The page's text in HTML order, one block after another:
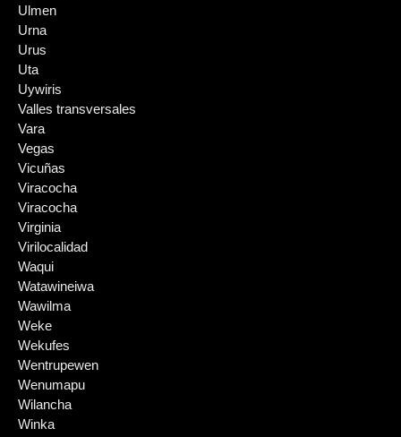
Ulmen
Urna
Urus
Uta
Uywiris
Valles transversales
Vara
Vegas
Vicuñas
Viracocha
Viracocha
Virginia
Virilocalidad
Waqui
Watawineiwa
Wawilma
Weke
Wekufes
Wentrupewen
Wenumapu
Wilancha
Winka